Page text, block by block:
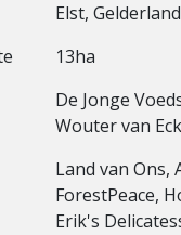
Elst, Gelderland
13ha
De Jonge
Wouter van Eck
Land van Ons,
ForestPeace,
Erik's